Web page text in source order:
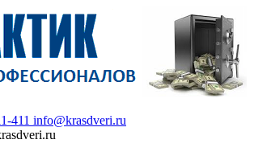
411 info@krasdveri.ru